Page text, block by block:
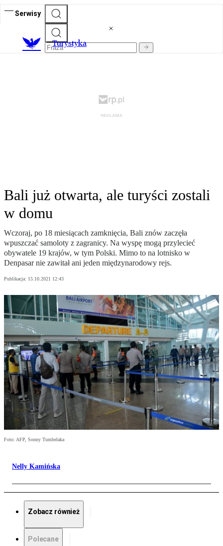
Serwisy
Turystyka
Bali już otwarta, ale turyści zostali
w domu
Wczoraj, po 18 miesiącach zamknięcia, Bali znów zaczęła
wpuszczać samoloty z zagranicy. Na wyspę mogą przylecieć
obywatele 19 krajów, w tym Polski. Mimo to na lotnisko w
Denpasar nie zawitał ani jeden międzynarodowy rejs.
Publikacja: 15.10.2021 12:43
Foto: AFP, Sonny Tumbelaka
Nelly Kamińska
Zobacz również
Polecane